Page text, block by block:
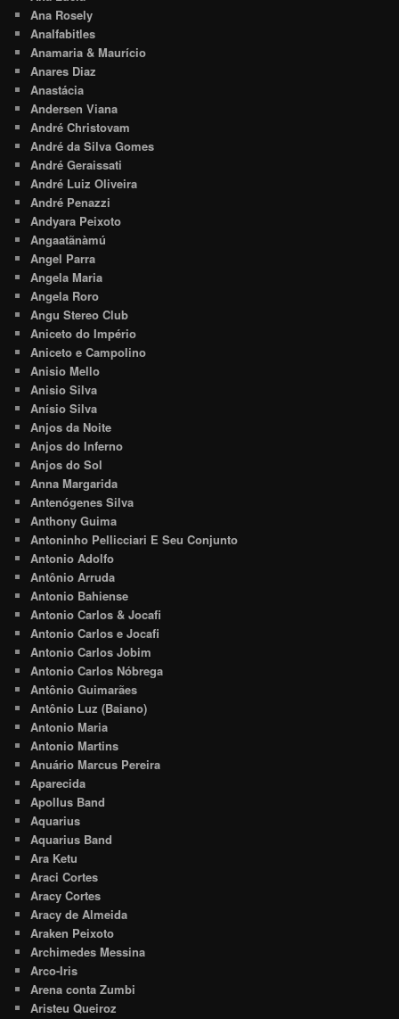
Ana Rosely
Analfabitles
Anamaria & Maurício
Anares Diaz
Anastácia
Andersen Viana
André Christovam
André da Silva Gomes
André Geraissati
André Luiz Oliveira
André Penazzi
Andyara Peixoto
Angaatãnàmú
Angel Parra
Angela Maria
Angela Roro
Angu Stereo Club
Aniceto do Império
Aniceto e Campolino
Anisio Mello
Anisio Silva
Anísio Silva
Anjos da Noite
Anjos do Inferno
Anjos do Sol
Anna Margarida
Antenógenes Silva
Anthony Guima
Antoninho Pellicciari E Seu Conjunto
Antonio Adolfo
Antônio Arruda
Antonio Bahiense
Antonio Carlos & Jocafi
Antonio Carlos e Jocafi
Antonio Carlos Jobim
Antonio Carlos Nóbrega
Antônio Guimarães
Antônio Luz (Baiano)
Antonio Maria
Antonio Martins
Anuário Marcus Pereira
Aparecida
Apollus Band
Aquarius
Aquarius Band
Ara Ketu
Araci Cortes
Aracy Cortes
Aracy de Almeida
Araken Peixoto
Archimedes Messina
Arco-Iris
Arena conta Zumbi
Aristeu Queiroz